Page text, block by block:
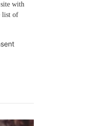
site with
list of